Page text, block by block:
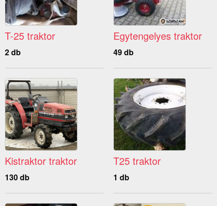
T-25 traktor
2 db
Egytengelyes traktor
49 db
Kistraktor traktor
130 db
T25 traktor
1 db